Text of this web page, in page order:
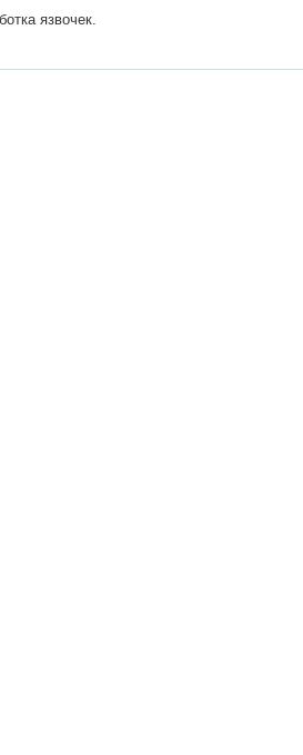
язвочек.